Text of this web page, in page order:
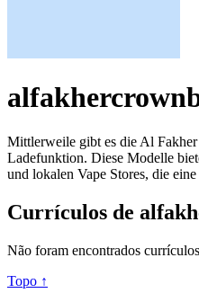
Mittlerweile gibt es die Al
Ladefunktion. Diese Modelle
und lokalen Vape Stores, die
Currículos de
Não foram encontrados
Topo ↑